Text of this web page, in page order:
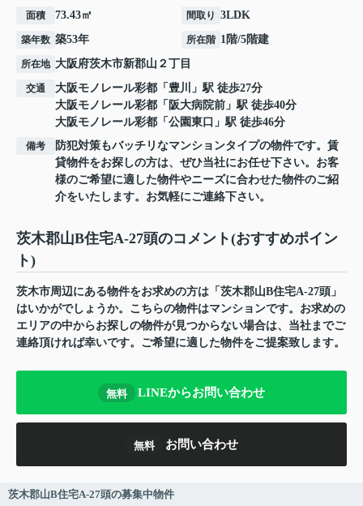
面積 73.43㎡ 間取り 3LDK
築年数 築53年 所在階 1階/5階建
所在地 大阪府茨木市新郡山 ２丁目
交通 大阪モノレール彩都 「 豊川
」駅 徒歩27分
大阪モノレール彩都 「 阪大病院前 」駅 徒歩40分
大阪モノレール彩都 「 公園東口 」駅 徒歩46分
備考
防犯対策もバッチリなマンションタイプの物件です。賃
貸物件をお探しの方は、ぜひ当社にお任せ下さい。お客
様のご希望に適した物件やニーズに合わせた物件のご紹
介をいたします。お気軽にご連絡下さい。
茨木郡山B住宅A-27頭のコメント(おすすめポイン
ト)
茨木市周辺にある物件をお求めの方は「茨木郡山B住宅A-27頭」
はいかがでしょうか。こちらの物件はマンションです。お求めの
エリアの中からお探しの物件が見つからない場合は、当社までご
連絡頂ければ幸いです。ご希望に適した物件をご提案致します。
無料 LINEからお問い合わせ
無料 お問い合わせ
茨木郡山B住宅A-27頭の募集中物件